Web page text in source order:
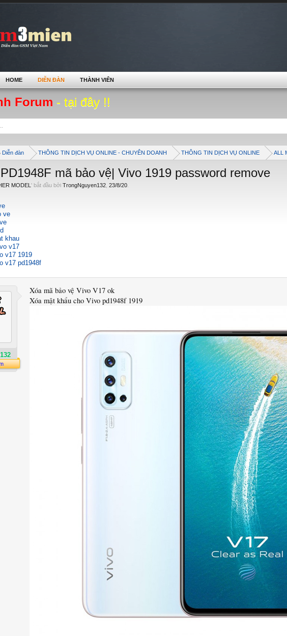
Forum - tại đây !!
Diễn đàn THÔNG TIN DỊCH VỤ ONLINE - CHUYÊN DOANH THÔNG TIN DỊCH VỤ ONLINE ALL
mã bảo vệ| Vivo 1919 password remove
MODEL ' bắt đầu bởi TrongNguyen132 23/8/20
ve
khau
v17
v17 1919
v17 pd1948f
Xóa mã bảo vệ Vivo V17 ok
Xóa mật khẩu cho Vivo pd1948f 1919
HOME DIỄN ĐÀN THÀNH VIÊN